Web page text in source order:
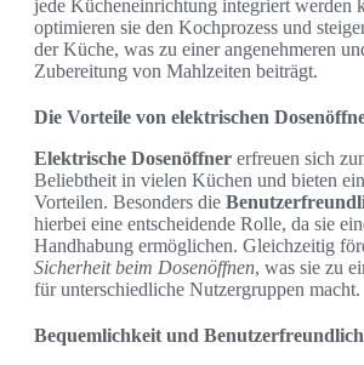
jede Kücheneinrichtung integriert werden
optimieren sie den Kochprozess und
der Küche, was zu einer angenehmeren
Zubereitung von Mahlzeiten beiträgt.
Die Vorteile von elektrischen
Elektrische Dosenöffner erfreuen sich
Beliebtheit in vielen Küchen und bieten
Vorteilen. Besonders die
hierbei eine entscheidende Rolle, da sie
Handhabung ermöglichen. Gleichzeitig
Sicherheit beim Dosenöffnen, was sie zu
für unterschiedliche Nutzergruppen macht.
Bequemlichkeit und